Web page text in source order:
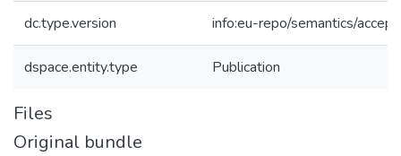
dc.type.version info:eu-repo/semantics/
dspace.entity.type Publication
Files
Original bundle